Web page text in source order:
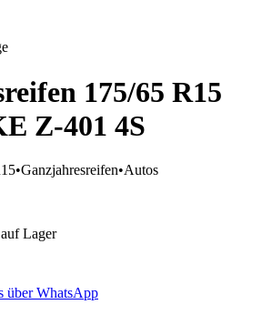
175/65 R15
Z-401 4S
•Ganzjahresreifen•Autos
Lager
über WhatsApp